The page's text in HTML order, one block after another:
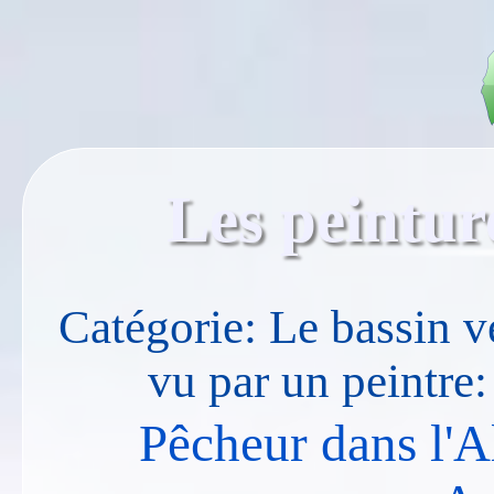
Les
Catégorie: Le bassin
vu par un
Pêcheur dans